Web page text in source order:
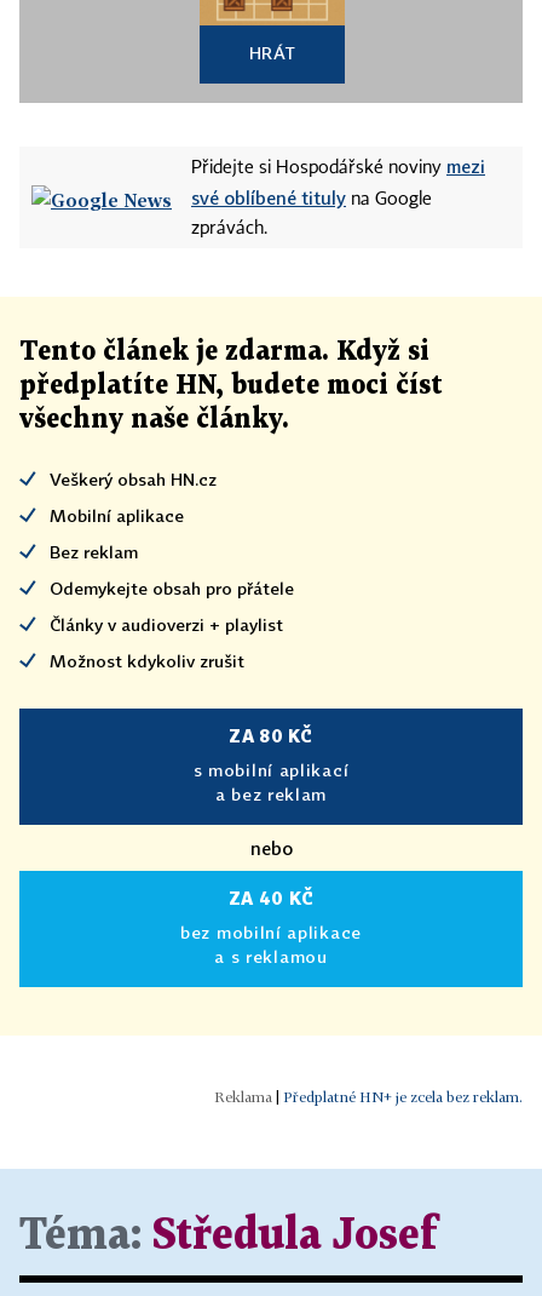
HRÁT
Přidejte si Hospodářské noviny mezi
své oblíbené tituly na Google
zprávách.
Tento článek je zdarma. Když si
předplatíte HN, budete moci číst
všechny naše články.
Veškerý obsah HN.cz
Mobilní aplikace
Bez reklam
Odemykejte obsah pro přátele
Články v audioverzi + playlist
Možnost kdykoliv zrušit
ZA 80 KČ
s mobilní aplikací
a bez reklam
nebo
ZA 40 KČ
bez mobilní aplikace
a s reklamou
Předplatné HN+ je zcela bez reklam.
Téma: Středula Josef